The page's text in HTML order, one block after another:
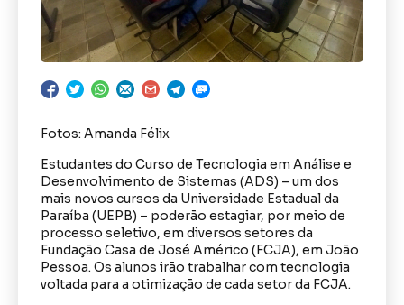
Fotos: Amanda Félix
Estudantes do Curso de Tecnologia em Análise e
Desenvolvimento de Sistemas (ADS) – um dos
mais novos cursos da Universidade Estadual da
Paraíba (UEPB) – poderão estagiar, por meio de
processo seletivo, em diversos setores da
Fundação Casa de José Américo (FCJA), em João
Pessoa. Os alunos irão trabalhar com tecnologia
voltada para a otimização de cada setor da FCJA.